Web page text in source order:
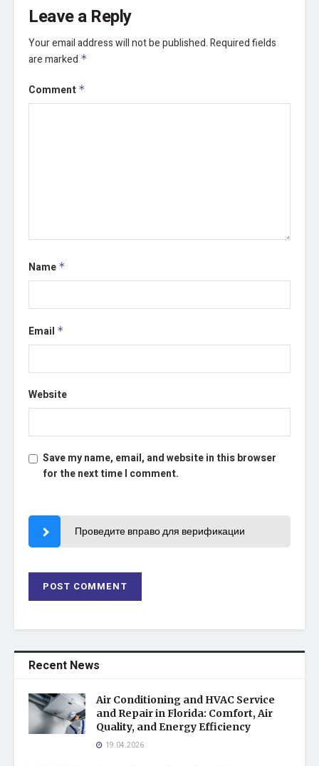
Leave a Reply
Your email address will not be published.Required fields
are marked *
Comment *
Name *
Email *
Website
Save my name, email, and website in this browser
for the next time I comment.
Проведите вправо для верификации
Recent News
Air Conditioning and HVAC Service
and Repair in Florida: Comfort, Air
Quality, and Energy Efficiency
19.04.2026